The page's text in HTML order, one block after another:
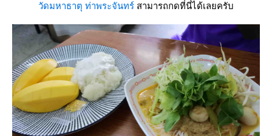
วัดมหาธาตุ ท่าพระจันทร์ สามารถกดที่นี่ได้เลยครับ